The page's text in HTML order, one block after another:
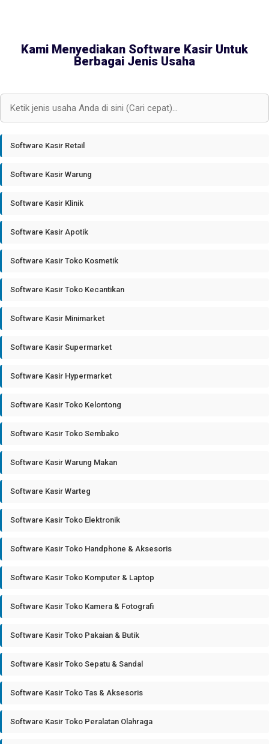
Kami Menyediakan Software Kasir Untuk
Berbagai Jenis Usaha
Software Kasir Retail
Software Kasir Warung
Software Kasir Klinik
Software Kasir Apotik
Software Kasir Toko Kosmetik
Software Kasir Toko Kecantikan
Software Kasir Minimarket
Software Kasir Supermarket
Software Kasir Hypermarket
Software Kasir Toko Kelontong
Software Kasir Toko Sembako
Software Kasir Warung Makan
Software Kasir Warteg
Software Kasir Toko Elektronik
Software Kasir Toko Handphone & Aksesoris
Software Kasir Toko Komputer & Laptop
Software Kasir Toko Kamera & Fotografi
Software Kasir Toko Pakaian & Butik
Software Kasir Toko Sepatu & Sandal
Software Kasir Toko Tas & Aksesoris
Software Kasir Toko Peralatan Olahraga